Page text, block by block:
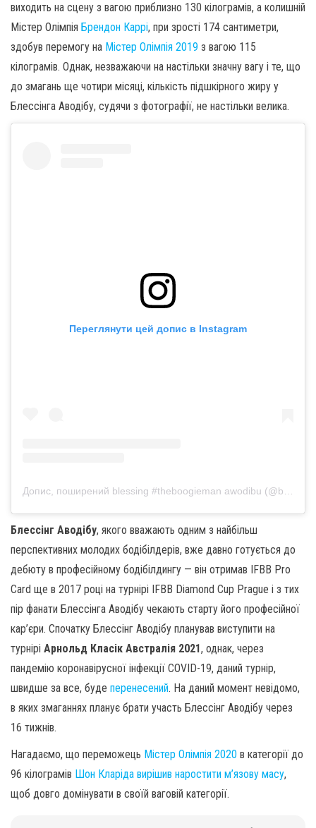
виходить на сцену з вагою приблизно 130 кілограмів, а колишній
Містер Олімпія Брендон Каррі, при зрості 174 сантиметри,
здобув перемогу на Містер Олімпія 2019 з вагою 115
кілограмів. Однак, незважаючи на настільки значну вагу і те, що
до змагань ще чотири місяці, кількість підшкірного жиру у
Блессінга Аводібу, судячи з фотографії, не настільки велика.
Переглянути цей допис в Instagram
Допис, поширений blessing #theboogieman awodibu (@blessing_awodibu)
Блессінг Аводібу, якого вважають одним з найбільш
перспективних молодих бодібілдерів, вже давно готується до
дебюту в професійному бодібілдингу — він отримав IFBB Pro
Card ще в 2017 році на турнірі IFBB Diamond Cup Prague і з тих
пір фанати Блессінга Аводібу чекають старту його професійної
кар’єри. Спочатку Блессінг Аводібу планував виступити на
турнірі Арнольд Класік Австралія 2021, однак, через
пандемію коронавірусної інфекції COVID-19, даний турнір,
швидше за все, буде перенесений. На даний момент невідомо,
в яких змаганнях планує брати участь Блессінг Аводібу через
16 тижнів.
Нагадаємо, що переможець Містер Олімпія 2020 в категорії до
96 кілограмів Шон Кларіда вирішив наростити м’язову масу,
щоб довго домінувати в своїй ваговій категорії.